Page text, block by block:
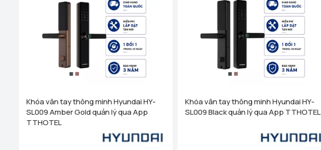
Khóa vân tay thông minh Hyundai HY-
SL009 Amber Gold quản lý qua App
TTHOTEL
Khóa vân tay thông minh Hyundai HY-
SL009 Black quản lý qua App TTHOTEL